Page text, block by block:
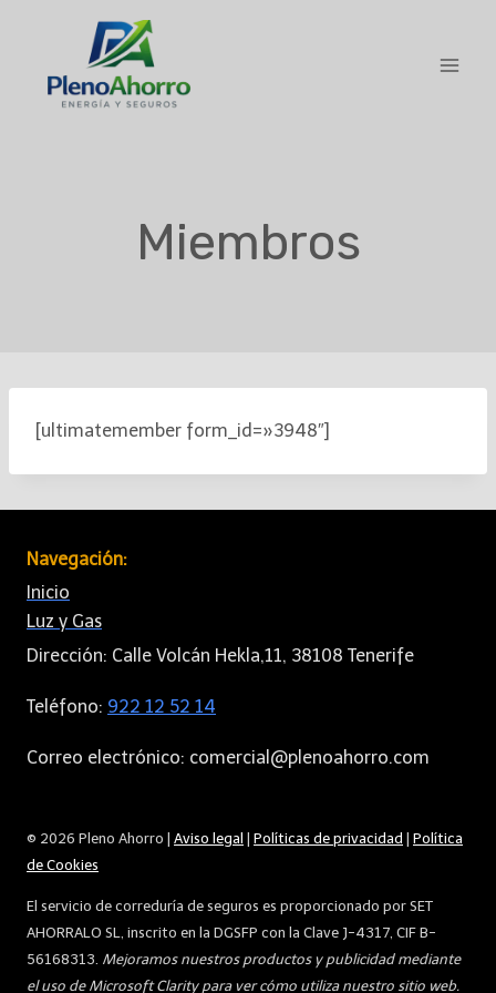
Miembros
[ultimatemember form_id=»3948″]
Navegación:
Inicio
Luz y Gas
Dirección: Calle Volcán Hekla,11, 38108 Tenerife
Teléfono: 922 12 52 14
Correo electrónico: comercial@plenoahorro.com
© 2026 Pleno Ahorro | Aviso legal Políticas de privacidad
Política
de Cookies
El servicio de correduría de seguros es proporcionado por SET
AHORRALO SL, inscrito en la DGSFP con la Clave J-4317, CIF B-
56168313. Mejoramos nuestros productos y publicidad mediante
el uso de Microsoft Clarity para ver cómo utiliza nuestro sitio web.